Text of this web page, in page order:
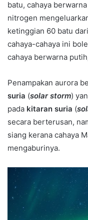
batu, cahaya
nitrogen
ketinggian 60 batu
cahaya-cahaya ini
cahaya berwarna
Penampakan aurora
suria (solar storm)
pada kitaran suria (
secara berterusan,
siang kerana cahaya
mengaburinya.